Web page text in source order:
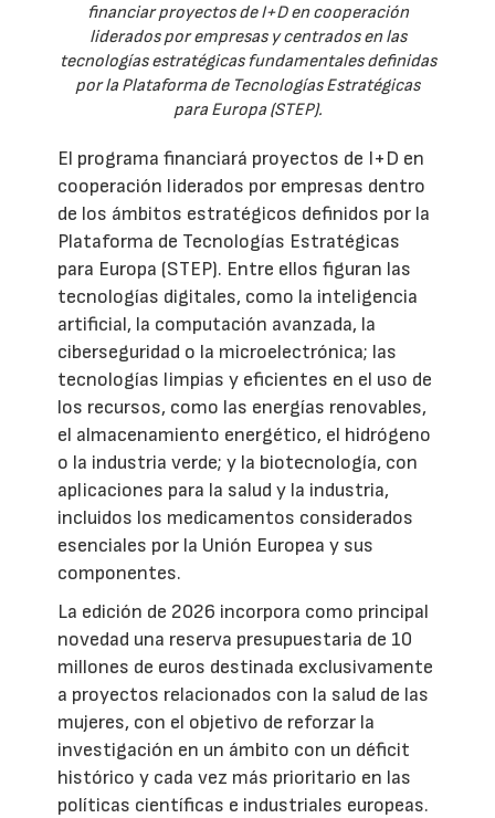
financiar proyectos de I+D en cooperación
liderados por empresas y centrados en las
tecnologías estratégicas fundamentales definidas
por la Plataforma de Tecnologías Estratégicas
para Europa (STEP).
El programa financiará proyectos de I+D en
cooperación liderados por empresas dentro
de los ámbitos estratégicos definidos por la
Plataforma de Tecnologías Estratégicas
para Europa (STEP). Entre ellos figuran las
tecnologías digitales, como la inteligencia
artificial, la computación avanzada, la
ciberseguridad o la microelectrónica; las
tecnologías limpias y eficientes en el uso de
los recursos, como las energías renovables,
el almacenamiento energético, el hidrógeno
o la industria verde; y la biotecnología, con
aplicaciones para la salud y la industria,
incluidos los medicamentos considerados
esenciales por la Unión Europea y sus
componentes.
La edición de 2026 incorpora como principal
novedad una reserva presupuestaria de 10
millones de euros destinada exclusivamente
a proyectos relacionados con la salud de las
mujeres, con el objetivo de reforzar la
investigación en un ámbito con un déficit
histórico y cada vez más prioritario en las
políticas científicas e industriales europeas.